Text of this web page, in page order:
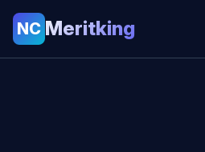
NC Meritking